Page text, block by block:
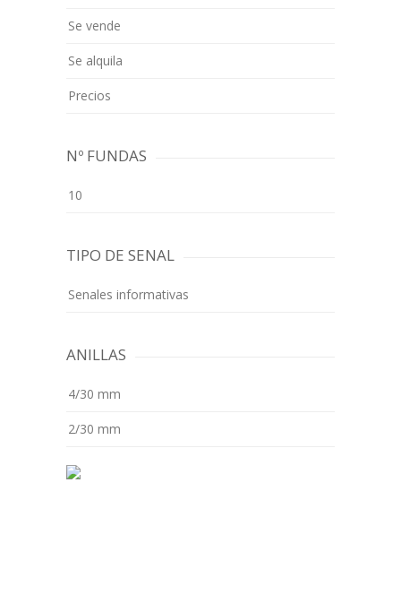
Se vende
Se alquila
Precios
Nº FUNDAS
10
TIPO DE SENAL
Senales informativas
ANILLAS
4/30 mm
2/30 mm